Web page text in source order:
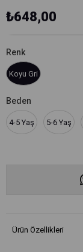
₺648,00
Renk
Koyu Gri
Beden
4-5 Yaş 5-6 Yaş
Ürün Özellikleri